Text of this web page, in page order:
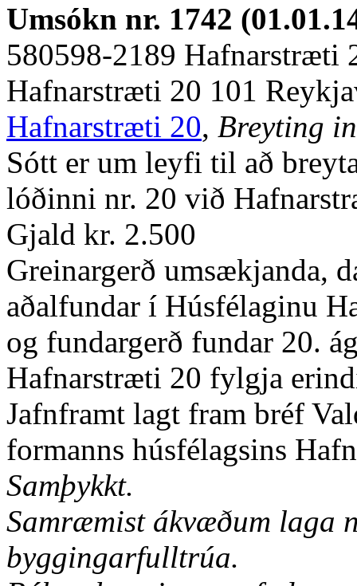
Umsókn nr. 1742
580598-2189 Hafnarstræti
Hafnarstræti 20 101
Hafnarstræti 20, Breyting
Sótt er um leyfi til að
lóðinni nr. 20 við
Gjald kr. 2.500
Greinargerð umsækjanda,
aðalfundar í Húsfélaginu
og fundargerð fundar 20.
Hafnarstræti 20 fylgja
Jafnframt lagt fram bréf
formanns húsfélagsins
Samþykkt.
Samræmist ákvæðum laga
byggingarfulltrúa.